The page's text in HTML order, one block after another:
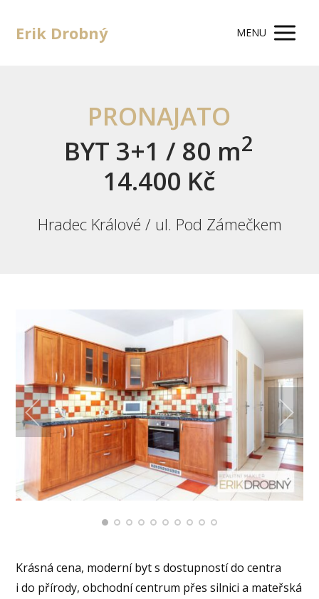
Erik Drobný MENU
PRONAJATO
BYT 3+1 / 80 m2
14.400 Kč
Hradec Králové / ul. Pod Zámečkem
Krásná cena, moderní byt s dostupností do centra
i do přírody, obchodní centrum přes silnici a mateřská